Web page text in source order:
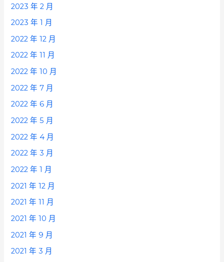
2023 年 2 月
2023 年 1 月
2022 年 12 月
2022 年 11 月
2022 年 10 月
2022 年 7 月
2022 年 6 月
2022 年 5 月
2022 年 4 月
2022 年 3 月
2022 年 1 月
2021 年 12 月
2021 年 11 月
2021 年 10 月
2021 年 9 月
2021 年 3 月